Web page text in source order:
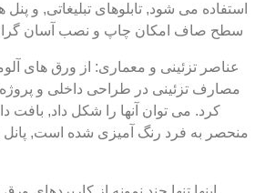
استفاده می شود, تابلوهای تبلیغاتی, و پنل
سطح صاف امکان چاپ و نصب آسان
عناصر تزئینی و معماری: از ورق های
مصارف تزئینی در طراحی داخلی و
کرد. می توان آنها را شکل داد, بافت
منحصر به فرد رنگ آمیزی شده است,